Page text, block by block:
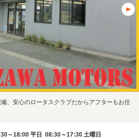
、安心のロータスクラブだからアフターもお任
～18:00 平日 08:30～17:30 土曜日